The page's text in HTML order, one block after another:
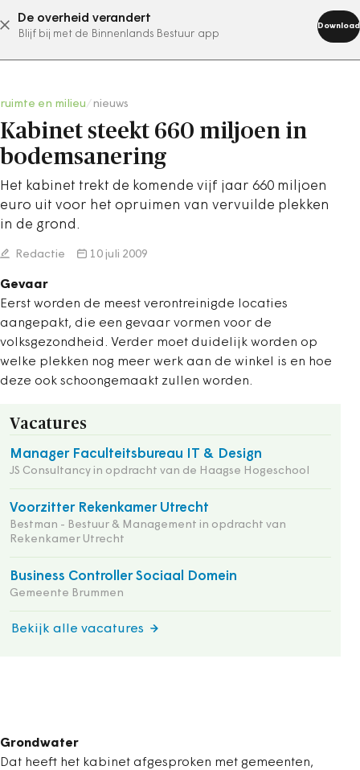
De overheid verandert
Blijf bij met de Binnenlands Bestuur app
Download
abonneer nu
ruimte en milieu nieuws
Kabinet steekt 660 miljoen in
bodemsanering
Het kabinet trekt de komende vijf jaar 660 miljoen
euro uit voor het opruimen van vervuilde plekken
in de grond.
Redactie 10 juli 2009
Gevaar
Eerst worden de meest verontreinigde locaties
aangepakt, die een gevaar vormen voor de
volksgezondheid. Verder moet duidelijk worden op
welke plekken nog meer werk aan de winkel is en hoe
deze ook schoongemaakt zullen worden.
Vacatures
Manager Faculteitsbureau IT & Design
JS Consultancy in opdracht van de Haagse Hogeschool
Voorzitter Rekenkamer Utrecht
Bestman - Bestuur & Management in opdracht van
Rekenkamer Utrecht
Business Controller Sociaal Domein
Gemeente Brummen
Bekijk alle vacatures
Grondwater
Dat heeft het kabinet afgesproken met gemeenten,